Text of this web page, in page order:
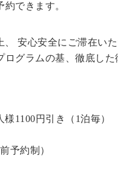
できます。
安心安全にご滞在いた
グラムの基、徹底し
1100円引き（1泊毎）
予約制）